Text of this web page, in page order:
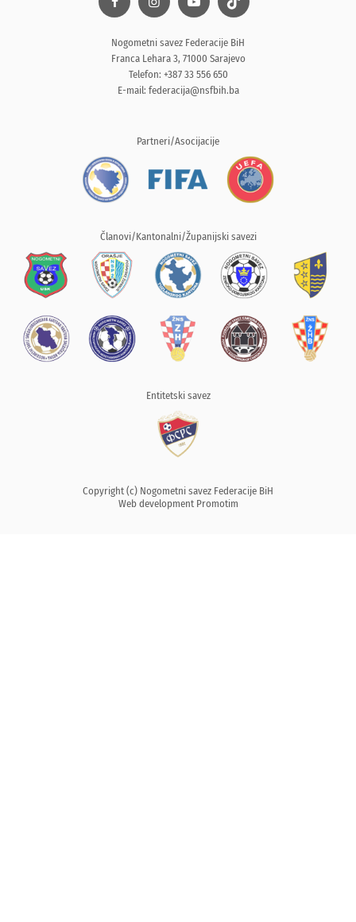
Nogometni savez Federacije BiH
Franca Lehara 3, 71000 Sarajevo
Telefon: +387 33 556 650
E-mail: federacija@nsfbih.ba
Partneri/Asocijacije
Članovi/Kantonalni/Županijski savezi
Entitetski savez
Copyright (c) Nogometni savez Federacije BiH
Web development Promotim